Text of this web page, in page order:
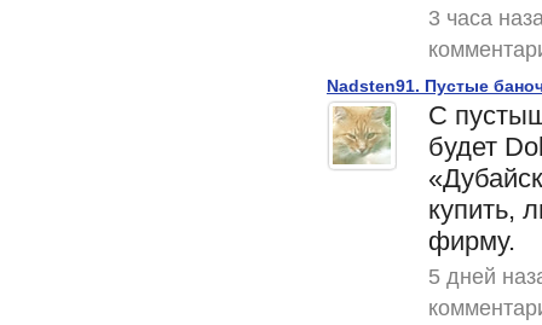
3 часа
Nadsten91. Пустые
С
будет
купить,
фирму.
5 дней